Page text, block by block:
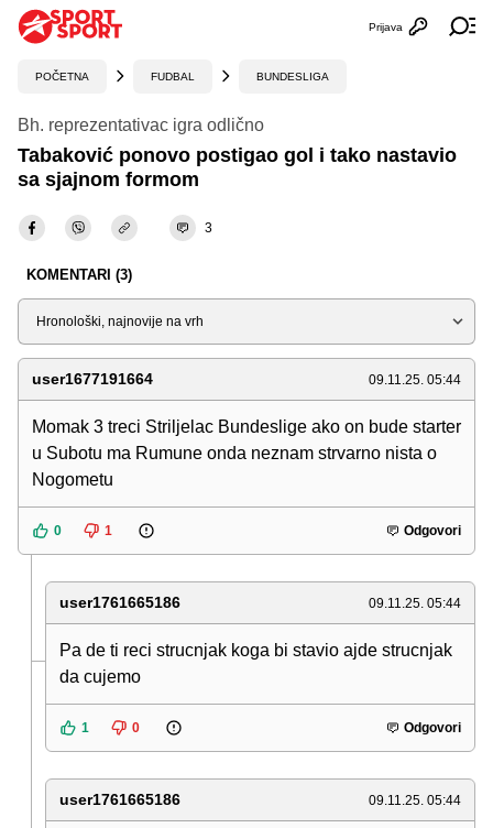
Otvori
Prijava
POČETNA FUDBAL BUNDESLIGA
Bh. reprezentativac igra odlično
Tabaković ponovo postigao gol i tako nastavio
sa sjajnom formom
3
KOMENTARI (3)
Sortiraj
user1677191664 09.11.25. 05:44
Momak 3 treci Striljelac Bundeslige ako on bude starter
u Subotu ma Rumune onda neznam strvarno nista o
Nogometu
0 1 Odgovori
user1761665186 09.11.25. 05:44
Pa de ti reci strucnjak koga bi stavio ajde strucnjak
da cujemo
1 0 Odgovori
user1761665186 09.11.25. 05:44